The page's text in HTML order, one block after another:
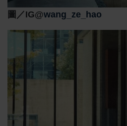
圖／IG@wang_ze_hao